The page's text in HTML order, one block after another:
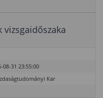
08-31 23:55:00
Kar